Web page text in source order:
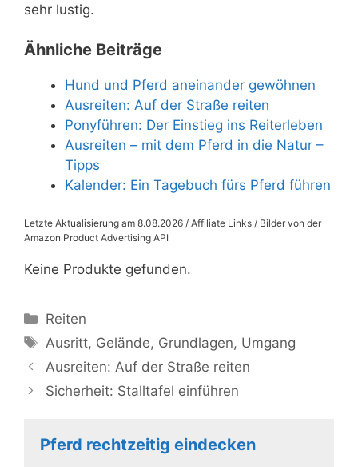
sehr lustig.
Ähnliche Beiträge
Hund und Pferd aneinander gewöhnen
Ausreiten: Auf der Straße reiten
Ponyführen: Der Einstieg ins Reiterleben
Ausreiten – mit dem Pferd in die Natur –
Tipps
Kalender: Ein Tagebuch fürs Pferd führen
Letzte Aktualisierung am 8.08.2026 / Affiliate Links / Bilder von der
Amazon Product Advertising API
Keine Produkte gefunden.
Kategorien
Reiten
Schlagwörter
Ausritt, Gelände, Grundlagen, Umgang
Ausreiten: Auf der Straße reiten
Sicherheit: Stalltafel einführen
Pferd rechtzeitig eindecken